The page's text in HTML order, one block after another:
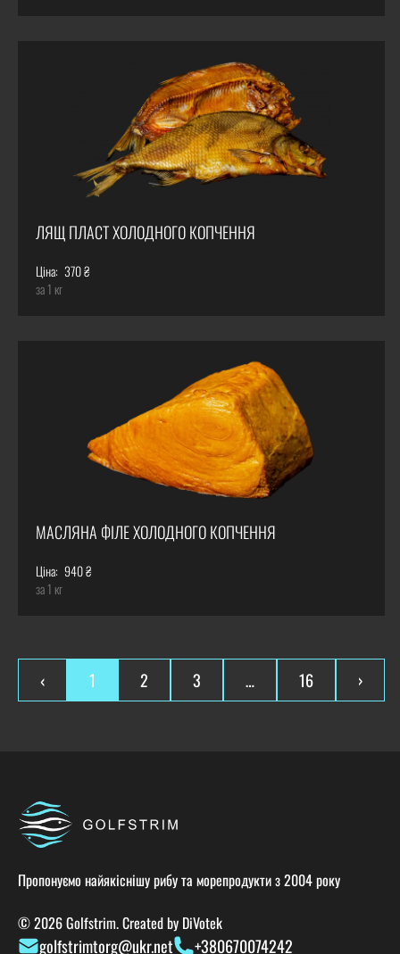
ЛЯЩ ПЛАСТ ХОЛОДНОГО КОПЧЕННЯ
Ціна: 370 ₴
за 1 кг
МАСЛЯНА ФІЛЕ ХОЛОДНОГО КОПЧЕННЯ
Ціна: 940 ₴
за 1 кг
‹ 1 2 3 … 16 ›
Пропонуємо найякіснішу рибу та морепродукти з 2004 року
© 2026 Golfstrim. Created by DiVotek
golfstrimtorg@ukr.net +380670074242